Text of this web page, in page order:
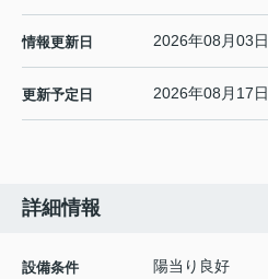
情報更新日 2026年08月03日
更新予定日 2026年08月17日
詳細情報
設備条件
陽当り良好